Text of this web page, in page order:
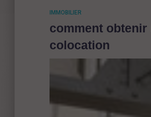
IMMOBILIER
comment obtenir
colocation